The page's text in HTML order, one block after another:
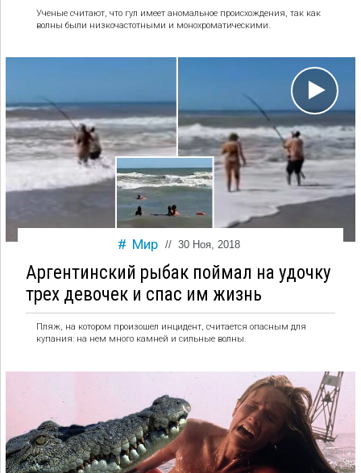
Ученые считают, что гул имеет аномальное происхождения, так как
волны были низкочастотными и монохроматическими.
Мир // 30 Ноя, 2018
Аргентинский рыбак поймал на удочку
трех девочек и спас им жизнь
Пляж, на котором произошел инцидент, считается опасным для
купания: на нем много камней и сильные волны.